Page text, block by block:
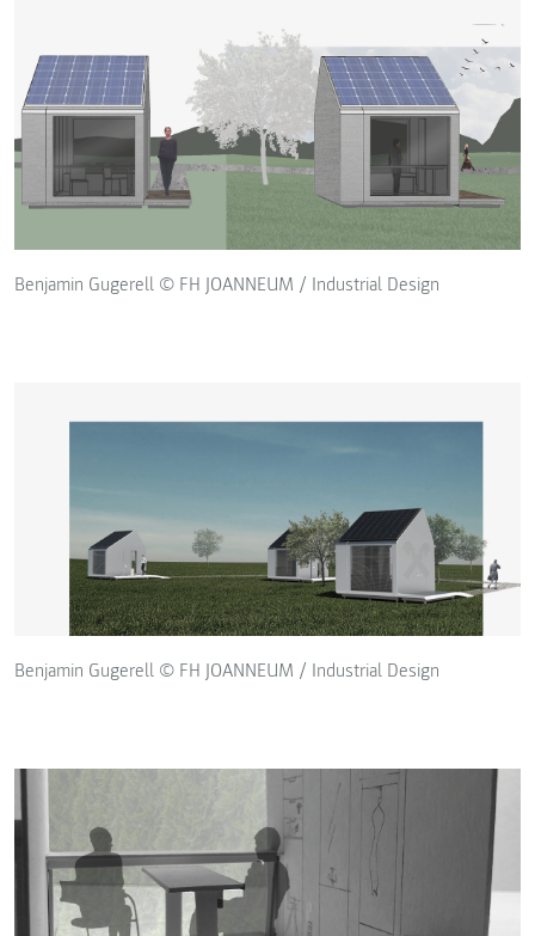
Benjamin Gugerell © FH JOANNEUM / Industrial Design
Benjamin Gugerell © FH JOANNEUM / Industrial Design